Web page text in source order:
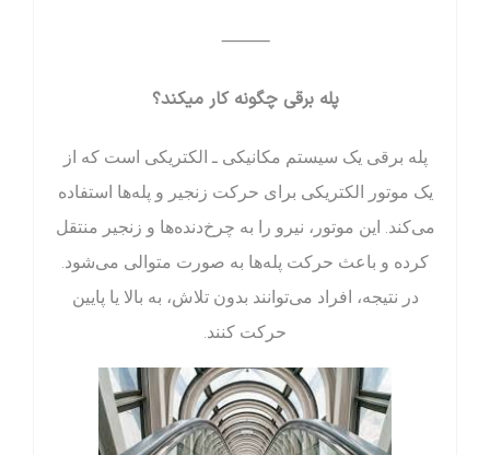
⸻
پله برقی چگونه کار میکند؟
پله برقی یک سیستم مکانیکی ـ الکتریکی است که از
یک موتور الکتریکی برای حرکت زنجیر و پله‌ها استفاده
می‌کند. این موتور، نیرو را به چرخ‌دنده‌ها و زنجیر منتقل
کرده و باعث حرکت پله‌ها به صورت متوالی می‌شود.
در نتیجه، افراد می‌توانند بدون تلاش، به بالا یا پایین
حرکت کنند.